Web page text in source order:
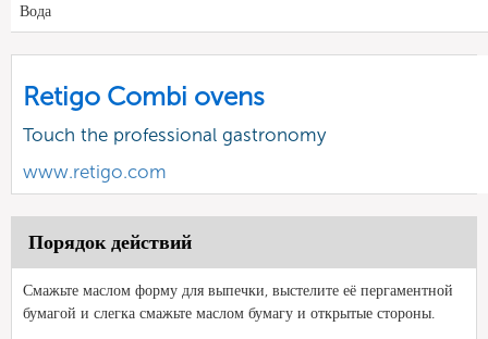
Вода
Retigo Combi ovens
Touch the professional gastronomy
www.retigo.com
Порядок действий
Смажьте маслом форму для выпечки, выстелите её пергаментной
бумагой и слегка смажьте маслом бумагу и открытые стороны.